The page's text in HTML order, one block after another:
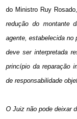
do Ministro Ruy
redução do montante
agente, estabelecida no
deve ser interpretada
princípio da reparação
de responsabilidade
O Juiz não pode deixar